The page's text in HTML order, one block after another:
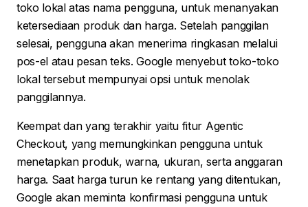
toko lokal atas nama pengguna, untuk menanyakan
ketersediaan produk dan harga. Setelah panggilan
selesai, pengguna akan menerima ringkasan melalui
pos-el atau pesan teks. Google menyebut toko-toko
lokal tersebut mempunyai opsi untuk menolak
panggilannya.
Keempat dan yang terakhir yaitu fitur Agentic
Checkout, yang memungkinkan pengguna untuk
menetapkan produk, warna, ukuran, serta anggaran
harga. Saat harga turun ke rentang yang ditentukan,
Google akan meminta konfirmasi pengguna untuk